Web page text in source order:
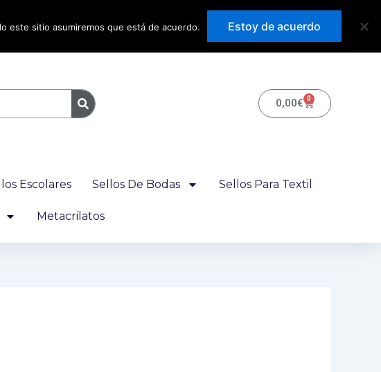
incluido
0,00€ 0
Carrito
Escolares Sellos De Bodas Sellos Para Textil
Metacrilatos
este sitio asumiremos que está de acuerdo. Estoy de acuerdo